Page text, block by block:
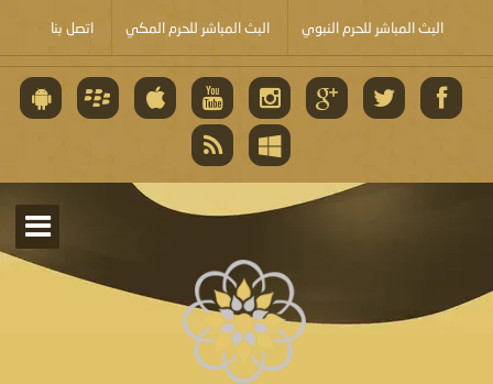
البث المباشر للحرم النبوي البث المباشر للحرم المكي اتصل بنا